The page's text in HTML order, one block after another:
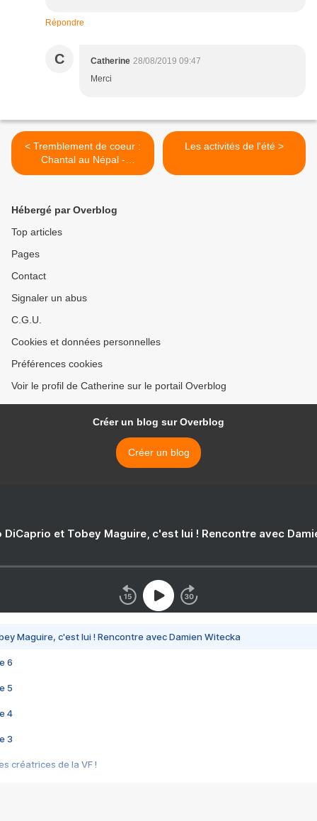
Répondre
C Catherine 28/08/2019 09:47
Merci
< Tremblement de coeur :
Chantal au Népal -
@SophieRouzier
Les activités de l'été >
Hébergé par Overblog
Top articles
Pages
Contact
Signaler un abus
C.G.U.
Cookies et données personnelles
Préférences cookies
Voir le profil de Catherine sur le portail Overblog
Créer un blog sur Overblog
Créer un blog
DiCaprio et Tobey Maguire, c'est lui ! Rencontre avec
Maguire, c'est lui ! Rencontre avec Damien Witecka
6
5
4
3
créatrices de la VF !